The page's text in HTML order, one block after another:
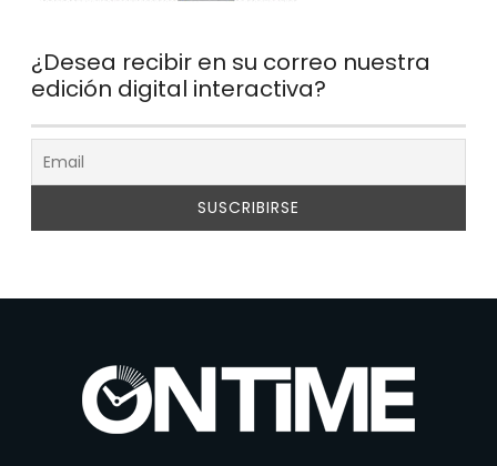
¿Desea recibir en su correo nuestra
edición digital interactiva?